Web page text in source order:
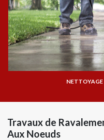
NETTOYAGE
Travaux de
Aux Noeuds